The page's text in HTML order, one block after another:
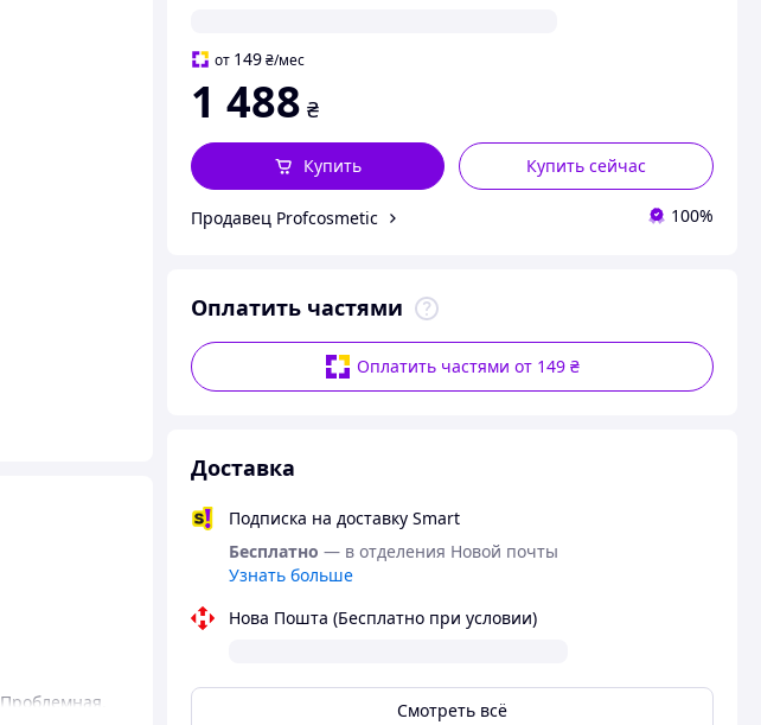
от 149 ₴/мес
1 488 ₴
Купить сейчас
Купить
Продавец Profcosmetic 100%
Оплатить частями
Оплатить частями от 149 ₴
Доставка
Подписка на доставку Smart
Бесплатно — в отделения Новой почты
Узнать больше
Нова Пошта (Бесплатно при условии)
Смотреть всё
Проблемная